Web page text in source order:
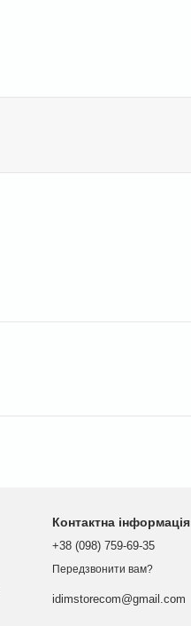
Контактна інформація
+38 (098) 759-69-35
Передзвонити вам?
idimstorecom@gmail.com